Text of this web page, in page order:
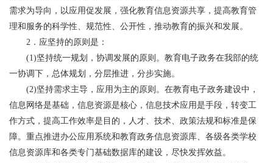
需求为导向，以应用促发展，强化教育信息资源共享，提高教育管
理和服务的科学性、规范性、公开性，推动教育的振兴和发展。
2．应坚持的原则是：
(1)坚持统一规划，协调发展的原则。教育电子政务在我部的统
一协调下，总体规划，分层推进，分步实施。
(2)坚持需求主导，应用为主的原则。在教育电子政务建设中，
信息网络是基础，信息资源是核心，信息技术应用是手段，转变工
作方式，提高工作效率是目的，人才、技术、政策法规和标准是保
障。重点推进办公应用系统和教育政务信息资源库、各级各类学校
信息资源库和各类专门基础数据库的建设，尽快发挥效益。